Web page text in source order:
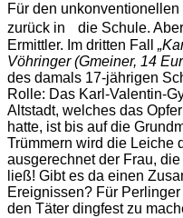
Für den unkonventionellen
zurück in die Schule.
Ermittler. Im dritten Fall
Vöhringer (Gmeiner, 14
des damals 17-jährigen
Rolle: Das Karl-Valentin-
Altstadt, welches das
hatte, ist bis auf die
Trümmern wird die Leiche
ausgerechnet der Frau,
ließ! Gibt es da einen
Ereignissen? Für
den Täter dingfest zu